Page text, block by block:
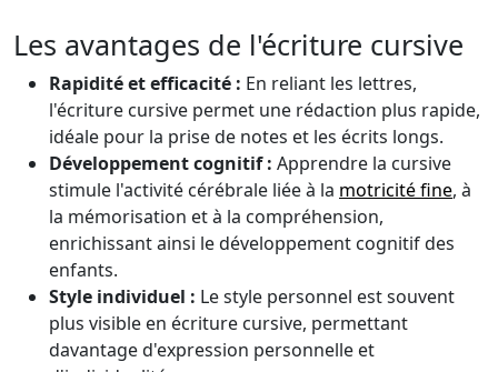
Les avantages de l'écriture cursive
Rapidité et efficacité : En reliant les lettres,
l'écriture cursive permet une rédaction plus rapide,
idéale pour la prise de notes et les écrits longs.
Développement cognitif : Apprendre la cursive
stimule l'activité cérébrale liée à la motricité fine, à
la mémorisation et à la compréhension,
enrichissant ainsi le développement cognitif des
enfants.
Style individuel : Le style personnel est souvent
plus visible en écriture cursive, permettant
davantage d'expression personnelle et